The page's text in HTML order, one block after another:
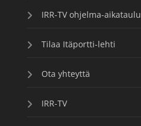
IRR-TV ohjelma-aikataulu
Tilaa Itäportti-lehti
Ota yhteyttä
IRR-TV